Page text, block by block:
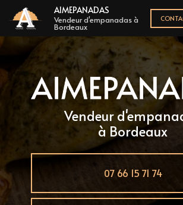
au
contenu
principal
AIMEPANADAS
Vendeur d'empanadas à
Bordeaux
Vendeur
à Bordeaux
07 66 15 71 74